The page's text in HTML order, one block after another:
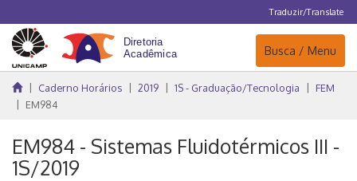
Traduzir/Translate
Navegação
Busca / Menu
Caderno Horários 2019 1S - Graduação/Tecnologia
FEM
EM984
EM984 - Sistemas Fluidotérmicos III -
1S/2019